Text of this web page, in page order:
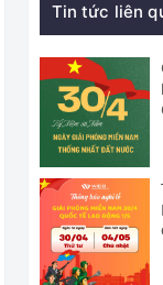
Tin tức liên